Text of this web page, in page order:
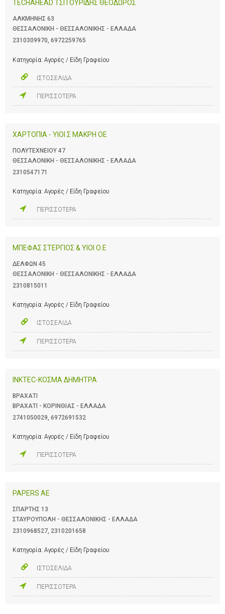
TECHAHEAD ΤΣΙΤΟΥΡΙΔΗΣ ΘΕΟΔΩΡΟΣ
ΑΛΚΜΗΝΗΣ 63
ΘΕΣΣΑΛΟΝΙΚΗ - ΘΕΣΣΑΛΟΝΙΚΗΣ - ΕΛΛΑΔΑ
2310309970, 6972259765
Κατηγορία: Αγορές / Είδη Γραφείου
ΙΣΤΟΣΕΛΙΔΑ
ΠΕΡΙΣΣΟΤΕΡΑ
ΧΑΡΤΟΠΙΑ - ΥΙΟΙ Σ ΜΑΚΡΗ ΟΕ
ΠΟΛΥΤΕΧΝΕΙΟΥ 47
ΘΕΣΣΑΛΟΝΙΚΗ - ΘΕΣΣΑΛΟΝΙΚΗΣ - ΕΛΛΑΔΑ
2310547171
Κατηγορία: Αγορές / Είδη Γραφείου
ΠΕΡΙΣΣΟΤΕΡΑ
ΜΠΕΦΑΣ ΣΤΕΡΓΙΟΣ & ΥΙΟΙ Ο.Ε
ΔΕΛΦΩΝ 45
ΘΕΣΣΑΛΟΝΙΚΗ - ΘΕΣΣΑΛΟΝΙΚΗΣ - ΕΛΛΑΔΑ
2310815011
Κατηγορία: Αγορές / Είδη Γραφείου
ΙΣΤΟΣΕΛΙΔΑ
ΠΕΡΙΣΣΟΤΕΡΑ
INKTEC-ΚΟΣΜΑ ΔΗΜΗΤΡΑ
ΒΡΑΧΑΤΙ
ΒΡΑΧΑΤΙ - ΚΟΡΙΝΘΙΑΣ - ΕΛΛΑΔΑ
2741050029, 6972691532
Κατηγορία: Αγορές / Είδη Γραφείου
ΠΕΡΙΣΣΟΤΕΡΑ
PAPERS ΑΕ
ΣΠΑΡΤΗΣ 13
ΣΤΑΥΡΟΥΠΟΛΗ - ΘΕΣΣΑΛΟΝΙΚΗΣ - ΕΛΛΑΔΑ
2310968527, 2310201658
Κατηγορία: Αγορές / Είδη Γραφείου
ΙΣΤΟΣΕΛΙΔΑ
ΠΕΡΙΣΣΟΤΕΡΑ